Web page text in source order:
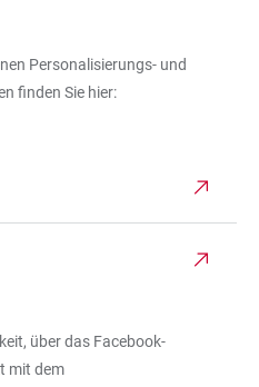
Personalisierungs- und
finden Sie hier:
über das Facebook-
mit dem